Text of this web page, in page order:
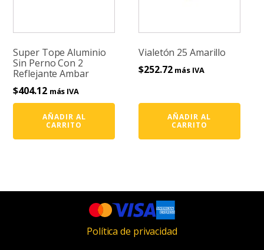
Super Tope Aluminio
Sin Perno Con 2
Reflejante Ambar
$404.12 más IVA
AÑADIR AL
CARRITO
Vialetón 25 Amarillo
$252.72 más IVA
AÑADIR AL
CARRITO
Política de privacidad